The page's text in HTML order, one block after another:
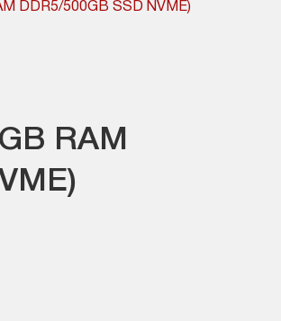
DDR5/500GB SSD NVME)
RAM